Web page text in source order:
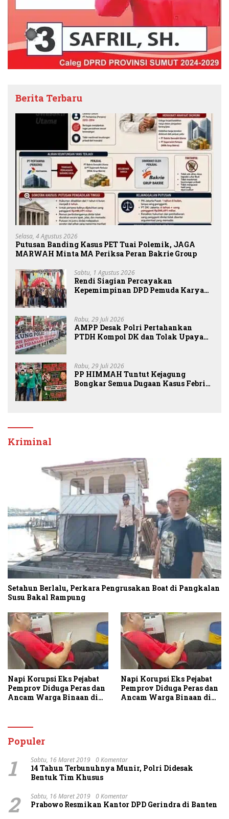
Berita Terbaru
Selasa, 4 Agustus 2026
Putusan Banding Kasus PET Tuai Polemik, JAGA
MARWAH Minta MA Periksa Peran Bakrie Group
Sabtu, 1 Agustus 2026
Rendi Siagian Percayakan
Kepemimpinan DPD Pemuda Karya
Rabu, 29 Juli 2026
AMPP Desak Polri Pertahankan
PTDH Kompol DK dan Tolak Upaya
Rabu, 29 Juli 2026
PP HIMMAH Tuntut Kejagung
Bongkar Semua Dugaan Kasus Febrie
Kriminal
Setahun Berlalu, Perkara Pengrusakan Boat di Pangkalan
Susu Bakal Rampung
Napi Korupsi Eks Pejabat
Pemprov Diduga Peras dan
Ancam Warga Binaan di
Napi Korupsi Eks Pejabat
Pemprov Diduga Peras dan
Ancam Warga Binaan di
Populer
1 Sabtu, 16 Maret 2019 0 Komentar
14 Tahun Terbunuhnya Munir, Polri Didesak
Bentuk Tim Khusus
2 Sabtu, 16 Maret 2019 0 Komentar
Prabowo Resmikan Kantor DPD Gerindra di Banten